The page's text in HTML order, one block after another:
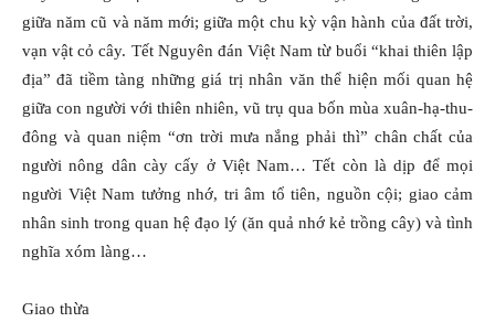
giữa năm cũ và năm mới; giữa một chu kỳ vận hành của đất trời,
vạn vật cỏ cây. Tết Nguyên đán Việt Nam từ buổi “khai thiên lập
địa” đã tiềm tàng những giá trị nhân văn thể hiện mối quan hệ
giữa con người với thiên nhiên, vũ trụ qua bốn mùa xuân-hạ-thu-
đông và quan niệm “ơn trời mưa nắng phải thì” chân chất của
người nông dân cày cấy ở Việt Nam… Tết còn là dịp để mọi
người Việt Nam tưởng nhớ, tri âm tổ tiên, nguồn cội; giao cảm
nhân sinh trong quan hệ đạo lý (ăn quả nhớ kẻ trồng cây) và tình
nghĩa xóm làng…
Giao thừa